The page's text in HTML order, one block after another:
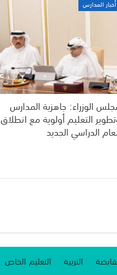
أخبار المدارس
الوزراء: جاهزية المدارس
التعليم أولوية مع انطلاق
الدراسي الجديد
التربية التعليم الخاص